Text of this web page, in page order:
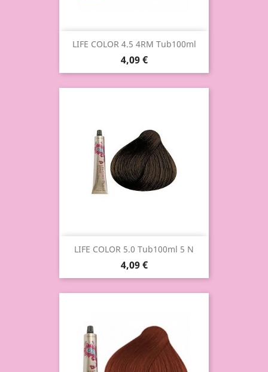
LIFE COLOR 4.5 4RM Tub100ml
4,09 €
LIFE COLOR 5.0 Tub100ml 5 N
4,09 €